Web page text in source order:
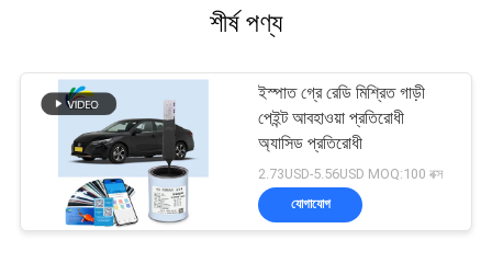
শীর্ষ পণ্য
ইস্পাত গ্রে রেডি মিশ্রিত গাড়ী
পেইন্ট আবহাওয়া প্রতিরোধী
অ্যাসিড প্রতিরোধী
2.73USD-5.56USD MOQ:100 বক্স
যোগাযোগ